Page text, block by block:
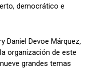
democrático e
Daniel Devoe Márquez,
organización de este
grandes temas